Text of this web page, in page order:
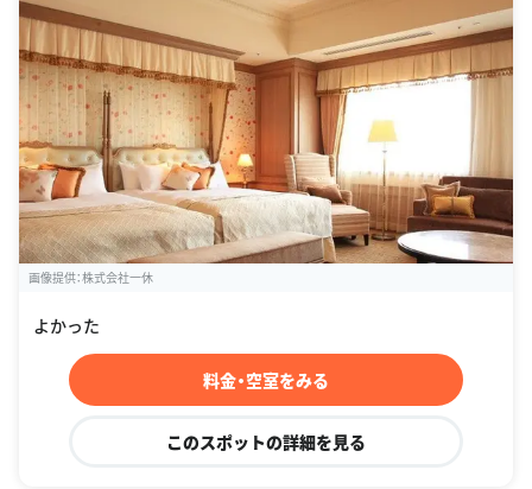
画像提供：株式会社一休
よかった
料金・空室をみる
このスポットの詳細を見る